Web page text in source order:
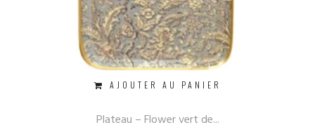
AJOUTER AU PANIER
Plateau – Flower vert de...